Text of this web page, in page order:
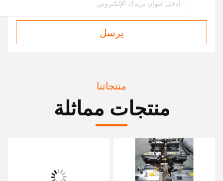
يرسل
منتجاتنا
منتجات مماثلة